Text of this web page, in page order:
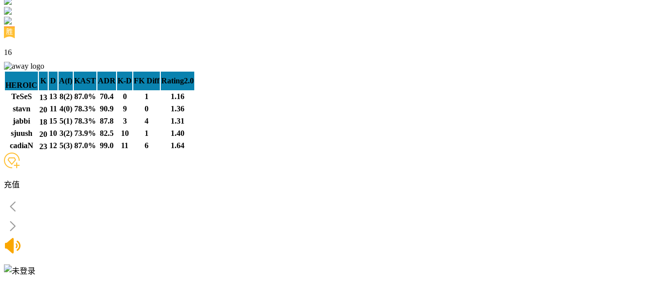
16
HEROIC
K D A(f) KAST ADR K-D FK Diff Rating2.0
TeSeS
13 13 8(2) 87.0% 70.4 0 1
1.16
stavn
20 11 4(0) 78.3% 90.9 9 0
1.36
jabbi
18 15 5(1) 78.3% 87.8 3 4
1.31
sjuush
20 10 3(2) 73.9% 82.5 10 1
1.40
cadiaN
23 12 5(3) 87.0% 99.0 11 6 1.64
充值